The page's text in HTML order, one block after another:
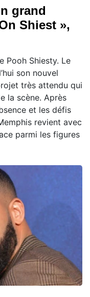
grand
Shiest »,
Pooh Shiesty. Le
son nouvel
très attendu qui
la scène. Après
et les défis
revient avec
parmi les figures